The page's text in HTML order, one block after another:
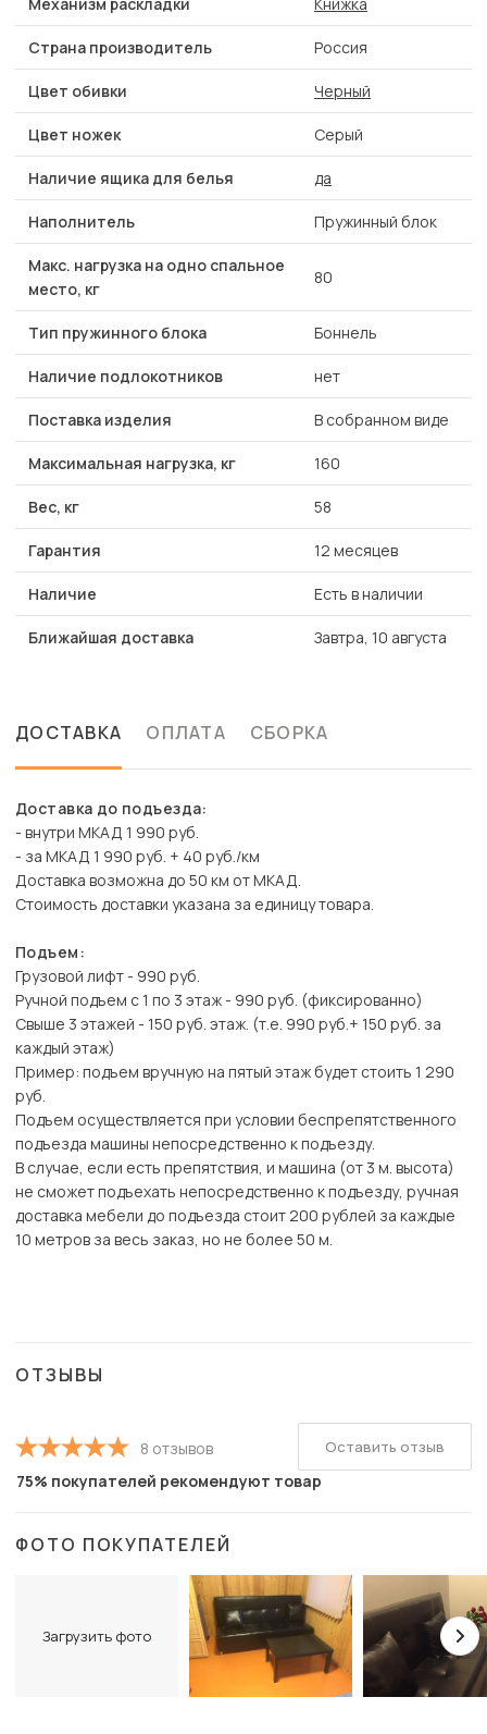
Страна производитель Россия
Цвет обивки Черный
Цвет ножек Серый
Наличие ящика для белья да
Наполнитель Пружинный блок
Макс. нагрузка на одно спальное
место, кг
80
Тип пружинного блока Боннель
Наличие подлокотников нет
Поставка изделия В собранном виде
Максимальная нагрузка, кг 160
Вес, кг 58
Гарантия 12 месяцев
Наличие Есть в наличии
Ближайшая доставка Завтра, 10 августа
ДОСТАВКА ОПЛАТА СБОРКА
Доставка до подъезда:
- внутри МКАД 1 990 руб.
- за МКАД 1 990 руб. + 40 руб./км
Доставка возможна до 50 км от МКАД.
Стоимость доставки указана за единицу товара.
Подъем:
Грузовой лифт - 990 руб.
Ручной подъем с 1 по 3 этаж - 990 руб. (фиксированно)
Свыше 3 этажей - 150 руб. этаж. (т.е. 990 руб.+ 150 руб. за
каждый этаж)
Пример: подъем вручную на пятый этаж будет стоить 1 290
руб.
Подъем осуществляется при условии беспрепятственного
подъезда машины непосредственно к подъезду.
В случае, если есть препятствия, и машина (от 3 м. высота)
не сможет подъехать непосредственно к подъезду, ручная
доставка мебели до подъезда стоит 200 рублей за каждые
10 метров за весь заказ, но не более 50 м.
ОТЗЫВЫ
8 отзывов
75% покупателей рекомендуют товар
ФОТО ПОКУПАТЕЛЕЙ
Загрузить фото
Оставить отзыв